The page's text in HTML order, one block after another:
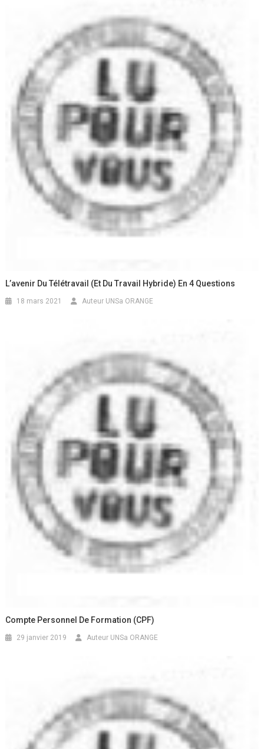
L’avenir Du Télétravail (et Du Travail Hybride) En 4 Questions
18 mars 2021 Auteur UNSa ORANGE
Compte Personnel De Formation (CPF)
29 janvier 2019 Auteur UNSa ORANGE